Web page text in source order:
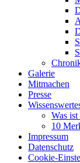
Galerie
Mitmachen
Presse
Was
10
Impressum
Datenschutz
Cookie-